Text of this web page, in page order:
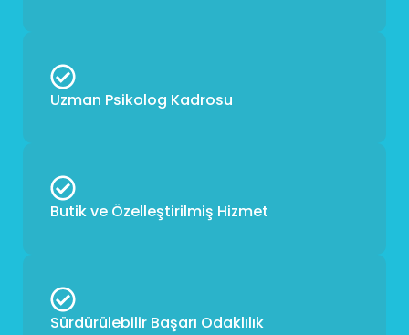
Uzman Psikolog Kadrosu
Butik ve Özelleştirilmiş Hizmet
Sürdürülebilir Başarı Odaklılık